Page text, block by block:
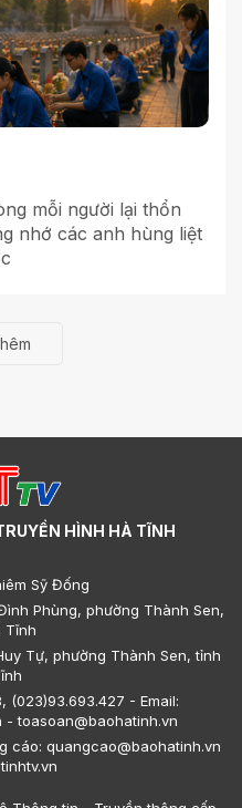
mỗi người lại thổn
nhớ các anh hùng liệt
HÌNH HÀ TĨNH
Sỹ Đống
Phùng, phường Thành Sen,
Tĩnh
Tự, phường Thành Sen, tỉnh
(023)93.693.427 - Email:
toasoan@baohatinh.vn
cáo: quangcao@baohatinh.vn